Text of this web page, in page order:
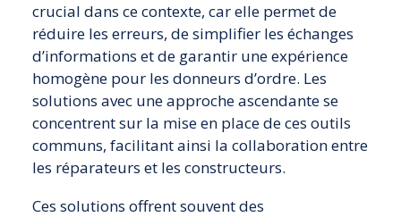
crucial dans ce contexte, car elle permet de
réduire les erreurs, de simplifier les échanges
d’informations et de garantir une expérience
homogène pour les donneurs d’ordre. Les
solutions avec une approche ascendante se
concentrent sur la mise en place de ces outils
communs, facilitant ainsi la collaboration entre
les réparateurs et les constructeurs.
Ces solutions offrent souvent des